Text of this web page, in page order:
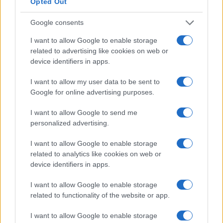
Google consents
I want to allow Google to enable storage
related to advertising like cookies on web or
device identifiers in apps.
I want to allow my user data to be sent to
Google for online advertising purposes.
I want to allow Google to send me
personalized advertising.
I want to allow Google to enable storage
related to analytics like cookies on web or
device identifiers in apps.
I want to allow Google to enable storage
related to functionality of the website or app.
I want to allow Google to enable storage
Non puoi davvero aspettarti alcun aumento di
stipendio durante il periodo di studio, ammesso che
tu abbia già un lavoro. Nella maggior parte dei casi,
una volta completata l’istruzione e conseguito il
titolo, viene effettuata una revisione dello stipendio.
come tattica per passare a un lavoro più retribuito. I
numeri sembrano supportare la teoria. L’aumento
medio della retribuzione durante il cambio di lavoro
è di circa il 10% in più rispetto al consueto aumento
Se puoi permetterti i costi dell’istruzione superiore,
ne vale sicuramente la pena. Dovresti essere in